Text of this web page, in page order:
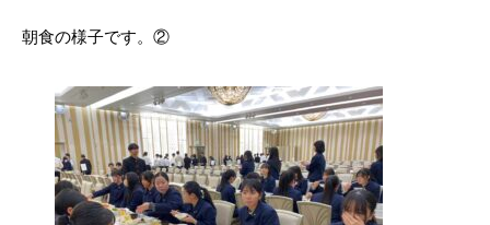
朝食の様子です。②